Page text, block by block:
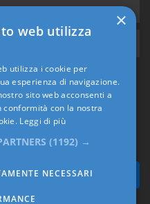
il testo dell'Informativa
dal sito per
volessi la rimozione di tali
puoi farne richiesta,
×
web utilizza
utilizza i cookie per
esperienza di navigazione.
sito web acconsenti a
conformità con la nostra
Leggi di più
(1192) →
NECESSARI